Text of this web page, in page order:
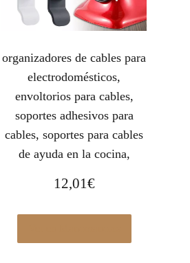
organizadores de cables para
electrodomésticos,
envoltorios para cables,
soportes adhesivos para
cables, soportes para cables
de ayuda en la cocina,
12,01€